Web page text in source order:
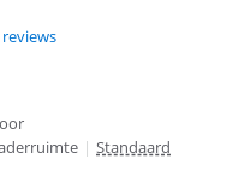
2 reviews.
| Standaard